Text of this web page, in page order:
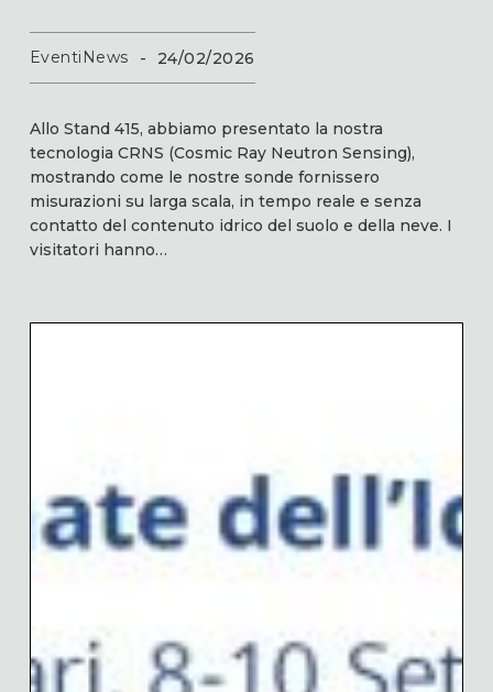
Eventi News - 24/02/2026
Allo Stand 415, abbiamo presentato la nostra
tecnologia CRNS (Cosmic Ray Neutron Sensing),
mostrando come le nostre sonde fornissero
misurazioni su larga scala, in tempo reale e senza
contatto del contenuto idrico del suolo e della neve. I
visitatori hanno…